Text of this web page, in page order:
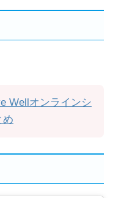
Wellオンラインシ
め